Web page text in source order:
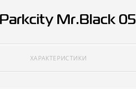
Mr.Black 05
ХАРАКТЕРИСТИКИ